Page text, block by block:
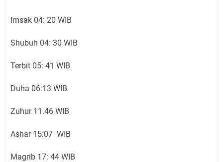
Imsak 04: 20 WIB
Shubuh 04: 30 WIB
Terbit 05: 41 WIB
Duha 06:13 WIB
Zuhur 11.46 WIB
Ashar 15:07 WIB
Magrib 17: 44 WIB